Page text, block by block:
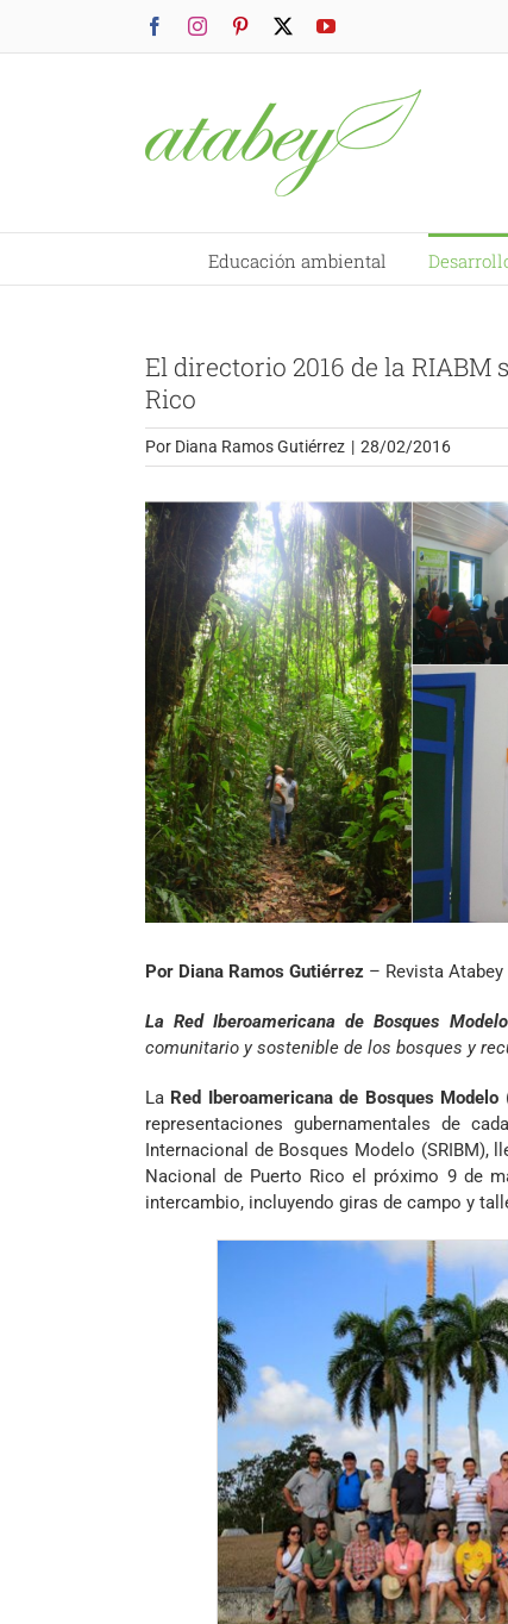
FacebookInstagramPinterest YouTube
Educación ambiental
El directorio 2016 de la RIABM
Rico
Por Diana Ramos Gutiérrez | 28/02/2016
Por Diana Ramos Gutiérrez – Revista Atabey
La Red Iberoamericana de Bosques Modelo
comunitario y sostenible de los bosques y
La Red Iberoamericana de Bosques Modelo
representaciones gubernamentales de
Internacional de Bosques Modelo (SRIBM),
Nacional de Puerto Rico el próximo 9 de
intercambio, incluyendo giras de campo y